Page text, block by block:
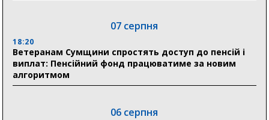
07 серпня
18:20
Ветеранам Сумщини спростять доступ до пенсій і
виплат: Пенсійний фонд працюватиме за новим
алгоритмом
06 серпня